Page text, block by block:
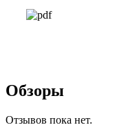
Обзоры
Отзывов пока нет.